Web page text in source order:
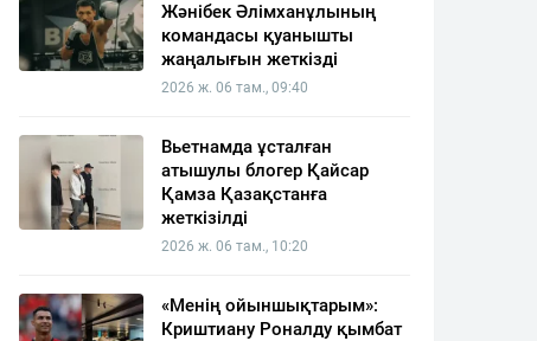
Жәнібек Әлімханұлының
командасы қуанышты
жаңалығын жеткізді
2026 ж. 06 там., 09:40
Вьетнамда ұсталған
атышулы блогер Қайсар
Қамза Қазақстанға
жеткізілді
2026 ж. 06 там., 10:20
«Менің ойыншықтарым»:
Криштиану Роналду қымбат